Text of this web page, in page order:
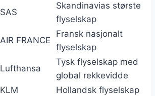
SAS
Skandinavias største
flyselskap
AIR FRANCE
Fransk nasjonalt
flyselskap
Lufthansa
Tysk flyselskap med
global rekkevidde
KLM Hollandsk flyselskap